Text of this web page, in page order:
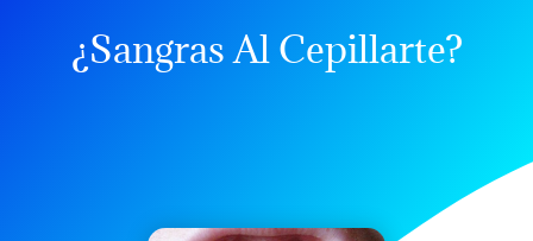
¿Sangras Al Cepillarte?